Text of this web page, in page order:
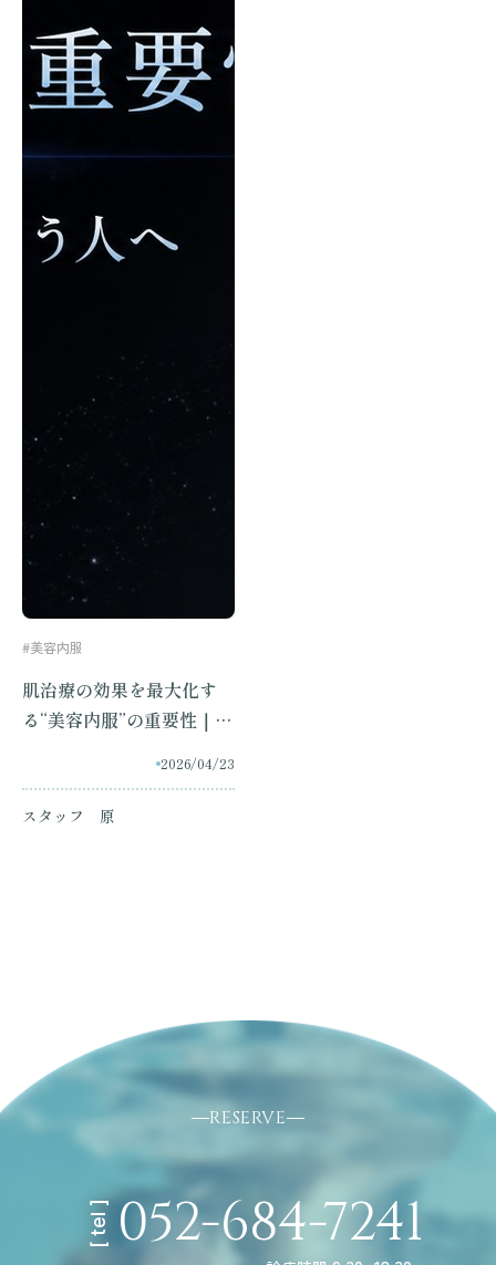
#美容内服
肌治療の効果を最大化す
る“美容内服”の重要性｜何
2026/04/23
スタッフ 原
RESERVE
[ tel ] 052-684-7241